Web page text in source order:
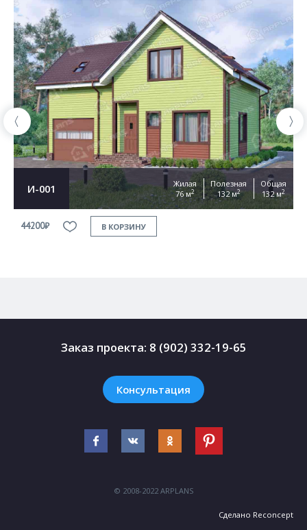
И-001
Жилая
76 м2
Полезная
132 м2
Общая
132 м2
44200₽ В КОРЗИНУ
Заказ проекта: 8 (902) 332-19-65
Консультация
© 2008-2022 ARPLANS
Сделано Reconcept